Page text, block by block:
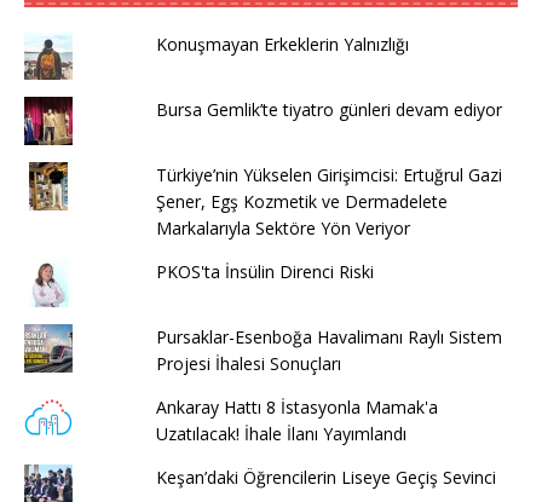
Konuşmayan Erkeklerin Yalnızlığı
Bursa Gemlik’te tiyatro günleri devam ediyor
Türkiye’nin Yükselen Girişimcisi: Ertuğrul Gazi
Şener, Egş Kozmetik ve Dermadelete
Markalarıyla Sektöre Yön Veriyor
PKOS'ta İnsülin Direnci Riski
Pursaklar-Esenboğa Havalimanı Raylı Sistem
Projesi İhalesi Sonuçları
Ankaray Hattı 8 İstasyonla Mamak'a
Uzatılacak! İhale İlanı Yayımlandı
Keşan’daki Öğrencilerin Liseye Geçiş Sevinci